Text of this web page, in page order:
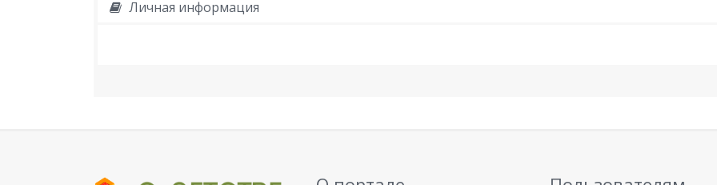
Личная информация